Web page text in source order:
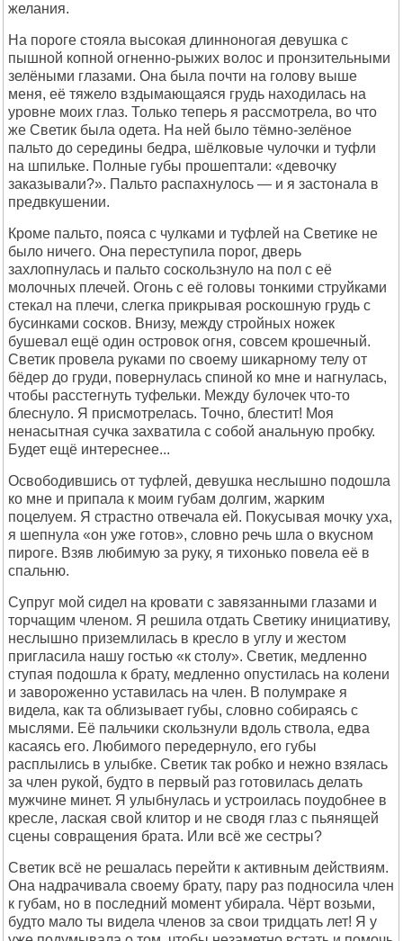
желания.
На пороге стояла высокая длинноногая девушка с
пышной копной огненно-рыжих волос и пронзительными
зелёными глазами. Она была почти на голову выше
меня, её тяжело вздымающаяся грудь находилась на
уровне моих глаз. Только теперь я рассмотрела, во что
же Светик была одета. На ней было тёмно-зелёное
пальто до середины бедра, шёлковые чулочки и туфли
на шпильке. Полные губы прошептали: «девочку
заказывали?». Пальто распахнулось — и я застонала в
предвкушении.
Кроме пальто, пояса с чулками и туфлей на Светике не
было ничего. Она переступила порог, дверь
захлопнулась и пальто соскользнуло на пол с её
молочных плечей. Огонь с её головы тонкими струйками
стекал на плечи, слегка прикрывая роскошную грудь с
бусинками сосков. Внизу, между стройных ножек
бушевал ещё один островок огня, совсем крошечный.
Светик провела руками по своему шикарному телу от
бёдер до груди, повернулась спиной ко мне и нагнулась,
чтобы расстегнуть туфельки. Между булочек что-то
блеснуло. Я присмотрелась. Точно, блестит! Моя
ненасытная сучка захватила с собой анальную пробку.
Будет ещё интереснее...
Освободившись от туфлей, девушка неслышно подошла
ко мне и припала к моим губам долгим, жарким
поцелуем. Я страстно отвечала ей. Покусывая мочку уха,
я шепнула «он уже готов», словно речь шла о вкусном
пироге. Взяв любимую за руку, я тихонько повела её в
спальню.
Супруг мой сидел на кровати с завязанными глазами и
торчащим членом. Я решила отдать Светику инициативу,
неслышно приземлилась в кресло в углу и жестом
пригласила нашу гостью «к столу». Светик, медленно
ступая подошла к брату, медленно опустилась на колени
и завороженно уставилась на член. В полумраке я
видела, как та облизывает губы, словно собираясь с
мыслями. Её пальчики скользнули вдоль ствола, едва
касаясь его. Любимого передернуло, его губы
расплылись в улыбке. Светик так робко и нежно взялась
за член рукой, будто в первый раз готовилась делать
мужчине минет. Я улыбнулась и устроилась поудобнее в
кресле, лаская свой клитор и не сводя глаз с пьянящей
сцены совращения брата. Или всё же сестры?
Светик всё не решалась перейти к активным действиям.
Она надрачивала своему брату, пару раз подносила член
к губам, но в последний момент убирала. Чёрт возьми,
будто мало ты видела членов за свои тридцать лет! Я у